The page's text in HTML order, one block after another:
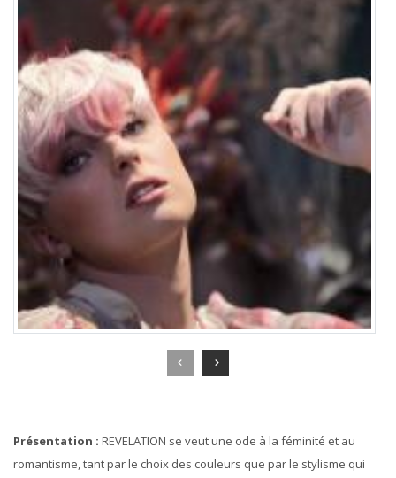
Présentation : REVELATION se veut une ode à la féminité et au
romantisme, tant par le choix des couleurs que par le stylisme qui